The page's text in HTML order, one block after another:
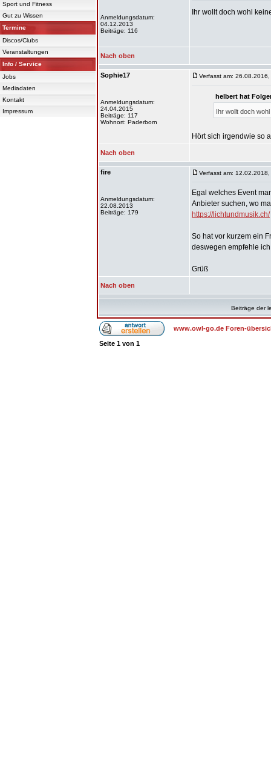
Sport und Fitness
Gut zu Wissen
Termine
Discos/Clubs
Veranstaltungen
Info / Service
Jobs
Mediadaten
Kontakt
Impressum
Anmeldungsdatum:
04.12.2013
Beiträge: 116
Ihr wollt doch wohl
Nach oben
Sophie17
Anmeldungsdatum:
24.04.2015
Beiträge: 117
Wohnort: Paderborn
Verfasst am:
helbert hat
Ihr wollt doch
Hört sich irgendwie so
Nach oben
fire
Anmeldungsdatum:
22.08.2013
Beiträge: 179
Verfasst am:
Egal welches Event
Anbieter suchen, wo
https://lichtundmusik.ch/
So hat vor kurzem ein
deswegen empfehle
Grüß
Nach oben
Beiträge der
www.owl-go.de Foren-
Seite 1 von 1